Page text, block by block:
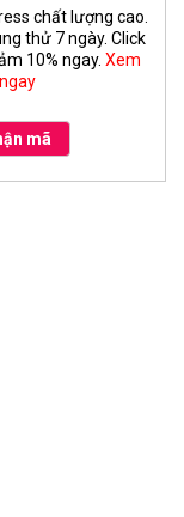
chất lượng cao.
thử 7 ngày. Click
10% ngay. Xem
ngay
mã